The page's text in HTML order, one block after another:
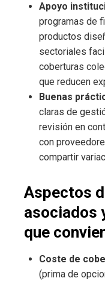
Apoyo
programas de
productos
sectoriales
coberturas
que reducen
Buenas
claras de
revisión en
con
compartir
Aspectos
asociados
que
Coste de
(prima de